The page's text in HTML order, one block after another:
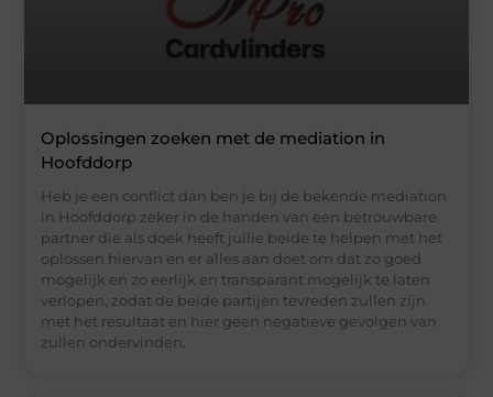
Oplossingen zoeken met de mediation in
Hoofddorp
Heb je een conflict dan ben je bij de bekende mediation
in Hoofddorp zeker in de handen van een betrouwbare
partner die als doek heeft jullie beide te helpen met het
oplossen hiervan en er alles aan doet om dat zo goed
mogelijk en zo eerlijk en transparant mogelijk te laten
verlopen, zodat de beide partijen tevreden zullen zijn
met het resultaat en hier geen negatieve gevolgen van
zullen ondervinden.